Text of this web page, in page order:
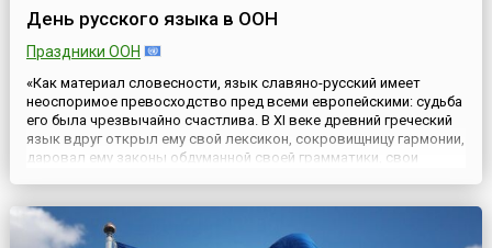
День русского языка в ООН
Праздники ООН
«Как материал словесности, язык славяно-русский имеет
неоспоримое превосходство пред всеми европейскими: судьба
его была чрезвычайно счастлива. В XI веке древний греческий
язык вдруг открыл ему свой лексикон, сокровищницу гармонии,
даровал ему законы обдуманной своей грамматики, свои